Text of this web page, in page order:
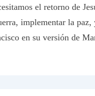
el retorno de
implementar la paz,
en su versión de